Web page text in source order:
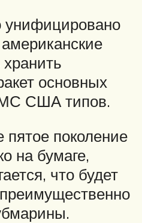
унифицировано
основных
США типов.
пятое поколение
на бумаге,
что будет